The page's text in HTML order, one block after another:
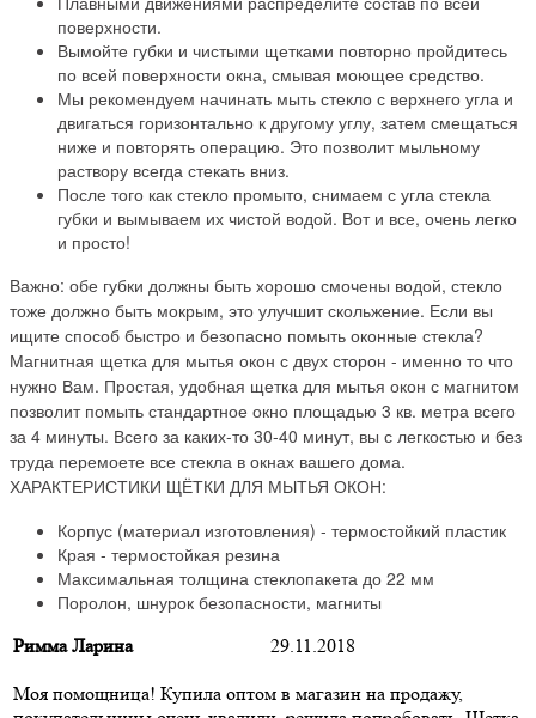
поверхности.
Вымойте губки и чистыми щетками повторно пройдитесь
по всей поверхности окна, смывая моющее средство.
Мы рекомендуем начинать мыть стекло с верхнего угла и
двигаться горизонтально к другому углу, затем смещаться
ниже и повторять операцию. Это позволит мыльному
раствору всегда стекать вниз.
После того как стекло промыто, снимаем с угла стекла
губки и вымываем их чистой водой. Вот и все, очень легко
и просто!
Важно: обе губки должны быть хорошо смочены водой, стекло
тоже должно быть мокрым, это улучшит скольжение. Если вы
ищите способ быстро и безопасно помыть оконные стекла?
Магнитная щетка для мытья окон с двух сторон - именно то что
нужно Вам. Простая, удобная щетка для мытья окон с магнитом
позволит помыть стандартное окно площадью 3 кв. метра всего
за 4 минуты. Всего за каких-то 30-40 минут, вы с легкостью и без
труда перемоете все стекла в окнах вашего дома.
ХАРАКТЕРИСТИКИ ЩЁТКИ ДЛЯ МЫТЬЯ ОКОН:
Корпус (материал изготовления) - термостойкий пластик
Края - термостойкая резина
Максимальная толщина стеклопакета до 22 мм
Поролон, шнурок безопасности, магниты
Римма Ларина 29.11.2018
Моя помощница! Купила оптом в магазин на продажу,